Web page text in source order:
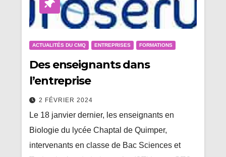
ACTUALITÉS DU CMQ ENTREPRISES FORMATIONS
Des enseignants dans
l’entreprise
2 FÉVRIER 2024
Le 18 janvier dernier, les enseignants en
Biologie du lycée Chaptal de Quimper,
intervenants en classe de Bac Sciences et